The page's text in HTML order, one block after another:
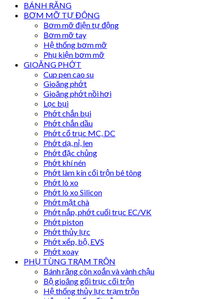
BÁNH RĂNG
BƠM MỠ TỰ ĐỘNG
Bơm mỡ điện tự động
Bơm mỡ tay
Hệ thống bơm mỡ
Phụ kiện bơm mỡ
GIOĂNG PHỚT
Cup pen cao su
Gioăng phớt
Gioăng phớt nồi hơi
Lọc bụi
Phớt chắn bụi
Phớt chắn dầu
Phớt cổ trục MC, DC
Phớt dạ, nỉ, len
Phớt đặc chủng
Phớt khí nén
Phớt làm kín cối trộn bê tông
Phớt lò xo
Phớt lò xo Silicon
Phớt mặt chà
Phớt nắp, phớt cuối trục EC/VK
Phớt piston
Phớt thủy lực
Phớt xếp, bộ, EVS
Phớt xoay
PHỤ TÙNG TRẠM TRỘN
Bánh răng côn xoắn và vành chậu
Bộ gioăng gối trục cối trộn
Hệ thống thủy lực trạm trộn